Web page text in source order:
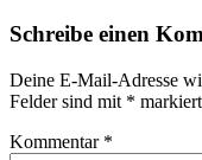
Schreibe einen
Deine E-Mail-Adresse
Felder sind mit * markiert
Kommentar *